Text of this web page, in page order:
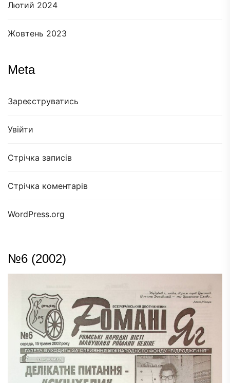
Лютий 2024
Жовтень 2023
Meta
Зареєструватись
Увійти
Стрічка записів
Стрічка коментарів
WordPress.org
№6 (2002)